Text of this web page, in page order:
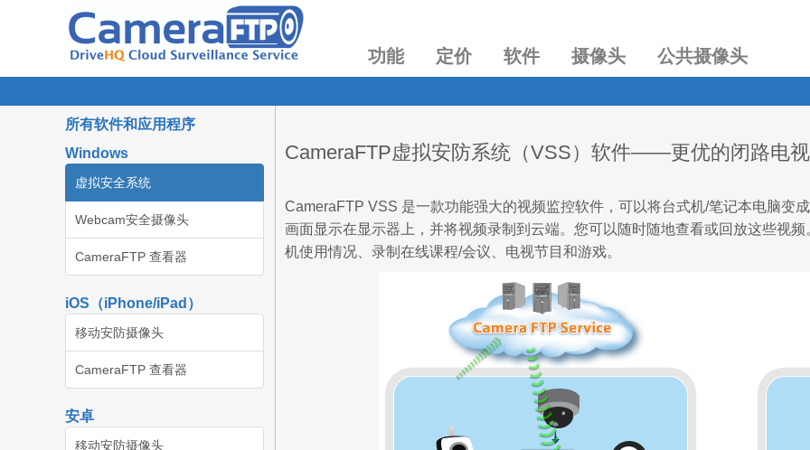
功能 定价 软件 摄像头 公共摄像头
所有软件和应用程序
Windows
虚拟安全系统
Webcam安全摄像头
CameraFTP 查看器
iOS（iPhone/iPad）
移动安防摄像头
CameraFTP 查看器
安卓
移动安防摄像头
CameraFTP虚拟安防系统（VSS）软件——更优的闭路电
CameraFTP VSS 是一款功能强大的视频监控软件，可以将台式机/笔记本电脑变
画面显示在显示器上，并将视频录制到云端。您可以随时随地查看或回放这些视
机使用情况、录制在线课程/会议、电视节目和游戏。